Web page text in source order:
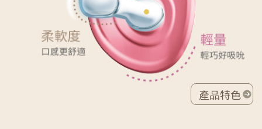
產品特色